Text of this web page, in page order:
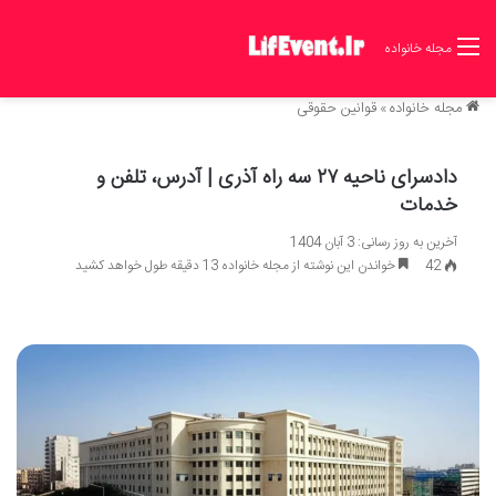
مجله خانواده
مجله خانواده»قوانین حقوقی
دادسرای ناحیه ۲۷ سه راه آذری | آدرس، تلفن و
خدمات
آخرین به روز رسانی: 3 آبان 1404
42
خواندن این نوشته از مجله خانواده 13 دقیقه طول خواهد کشید